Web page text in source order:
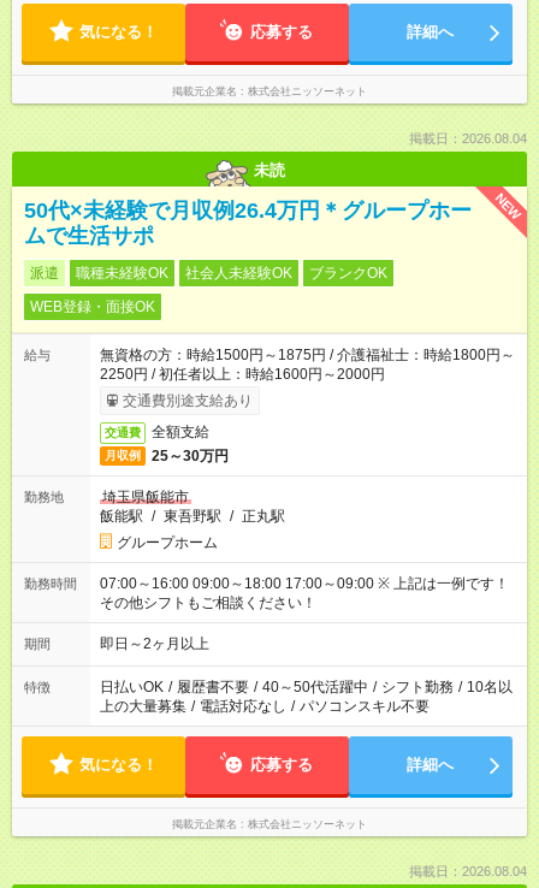
気になる！ 応募する 詳細へ
掲載元企業名 株式会社ニッソーネット
掲載日：2026.08.04
未読
NEW
50代×未経験で月収例26.4万円＊グループホー
ムで生活サポ
派遣 職種未経験OK 社会人未経験OK
ブランクOK
WEB登録・面接OK
給与
無資格の方：時給1500円～1875円 / 介護福祉士：時給1800円～
2250円 / 初任者以上：時給1600円～2000円
交通費別途支給あり
交通費 全額支給
月収例 25～30万円
勤務地
埼玉県飯能市
飯能駅 / 東吾野駅 / 正丸駅
グループホーム
勤務時間
07:00～16:00 09:00～18:00 17:00～09:00 ※ 上記は一例です！
その他シフトもご相談ください！
期間 即日～2ヶ月以上
特徴 日払いOK / 履歴書不要 / 40～50代活躍中 / シフト勤務 / 10名以
上の大量募集 / 電話対応なし / パソコンスキル不要
気になる！ 応募する 詳細へ
掲載元企業名 株式会社ニッソーネット
掲載日：2026.08.04